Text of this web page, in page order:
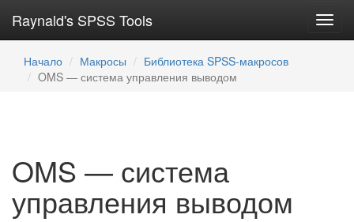
Raynald's SPSS Tools
Начало Макросы
Библиотека SPSS-макросов
OMS — система управления выводом
OMS — система
управления выводом